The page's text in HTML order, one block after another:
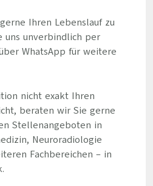
Ihren Lebenslauf zu
unverbindlich per
WhatsApp für weitere
nicht exakt Ihren
beraten wir Sie gerne
Stellenangeboten in
Neuroradiologie
Fachbereichen – in